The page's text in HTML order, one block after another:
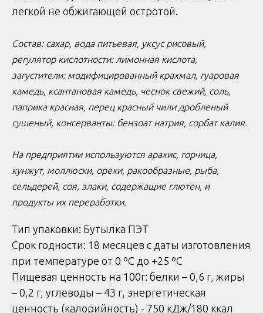
легкой не обжигающей остротой.
Состав: сахар, вода питьевая, уксус рисовый,
регулятор кислотности: лимонная кислота,
загустители: модифицированный крахмал, гуаровая
камедь, ксантановая камедь, чеснок свежий, соль,
паприка красная, перец красный чили дробленый
сушеный, консерванты: бензоат натрия, сорбат калия.
На предприятии используются арахис, горчица,
кунжут, моллюски, орехи, ракообразные, рыба,
сельдерей, соя, злаки, содержащие глютен, и
продукты их переработки.
Тип упаковки: Бутылка ПЭТ
Срок годности: 18 месяцев с даты изготовления
при температуре от 0 ºС до +25 ºС
Пищевая ценность на 100г: белки – 0,6 г, жиры
– 0,2 г, углеводы – 43 г, энергетическая
ценность (калорийность) - 750 кДж/180 ккал